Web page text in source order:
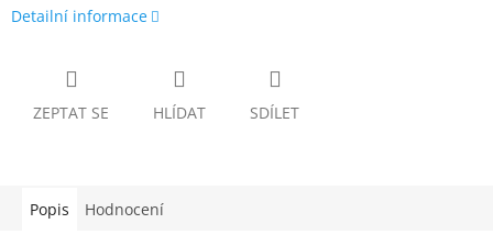
Detailní informace
ZEPTAT SE HLÍDAT SDÍLET
Popis Hodnocení